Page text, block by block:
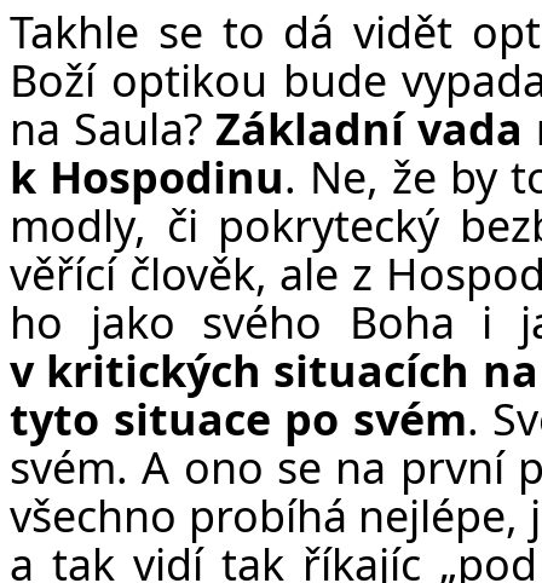
Takhle se to dá vidět
Boží optikou bude
na Saula?Základní
k Hospodinu. Ne, že by
modly, či pokrytecký
věřící člověk, ale z
ho jako svého Boha i
v kritických situacích
tyto situace po svém.
svém. A ono se na první
všechno probíhá nejlépe,
a tak vidí tak říkajíc